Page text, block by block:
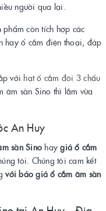
người qua lại.
còn tích hợp các
hay ổ cắm điện thoại, đáp
với hạt ổ cắm đôi 3 chấu
âm sàn Sino thì lắm vừa
An Huy
sàn Sino haygiá ổ cắm
tôi. Chúng tôi cam kết
với báo giá ổ cắm âm sàn